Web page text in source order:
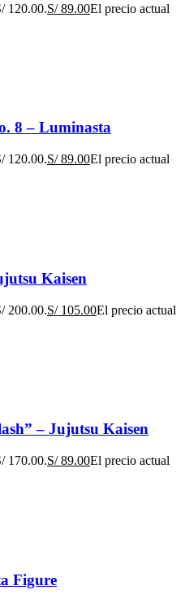
120.00.S/89.00El precio actual
8 – Luminasta
120.00.S/89.00El precio actual
Kaisen
200.00.S/105.00El precio actual
– Jujutsu Kaisen
170.00.S/89.00El precio actual
Figure